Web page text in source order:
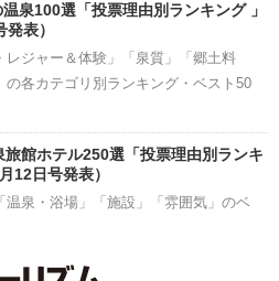
泉100選「投票理由別ランキング 」
表）
レジャー＆体験」「泉質」「郷土料
の各カテゴリ別ランキング・ベスト50
館ホテル250選「投票理由別ランキ
12日号発表）
温泉・浴場」「施設」「雰囲気」のベ